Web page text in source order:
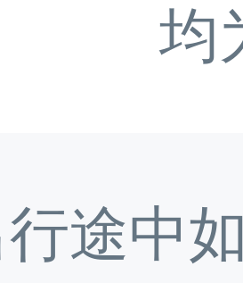
均
途中